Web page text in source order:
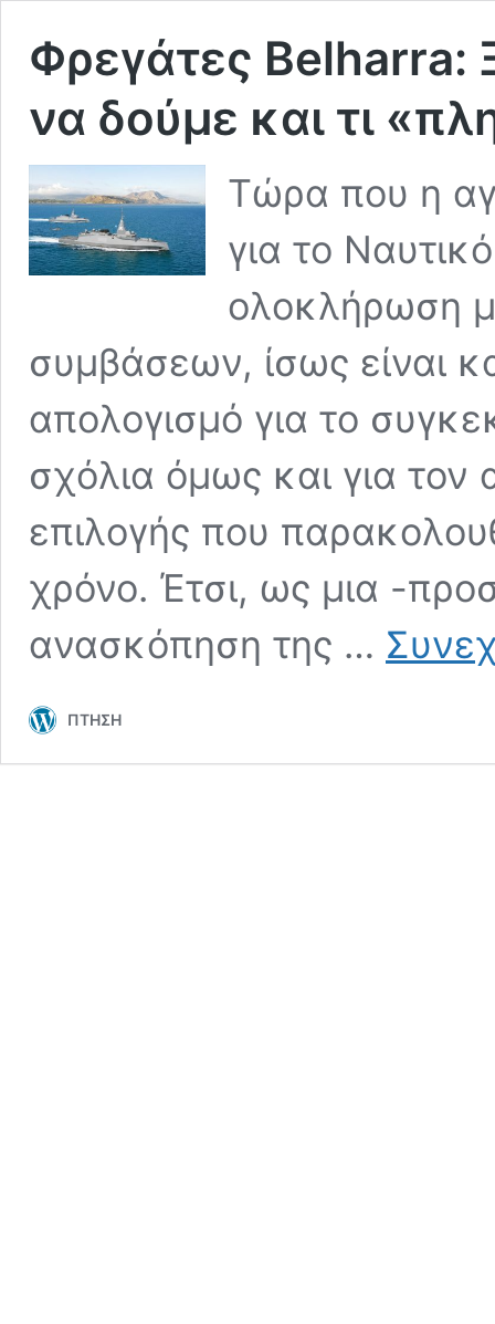
Φρεγάτες Belharra:
να δούμε και τι
Τώρα που η
για το
ολοκλήρωση
συμβάσεων, ίσως είναι
απολογισμό για το
σχόλια όμως και για τον
επιλογής που
χρόνο. Έτσι, ως μια -
ανασκόπηση της …
ΠΤΗΣΗ